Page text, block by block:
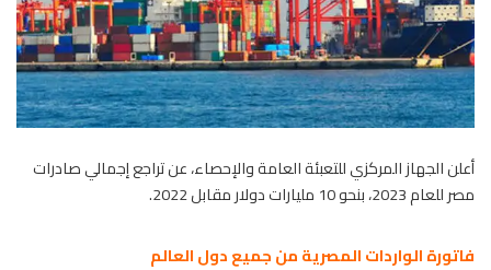
أعلن الجهاز المركزي للتعبئة العامة والإحصاء، عن تراجع إجمالي صادرات
مصر للعام 2023، بنحو 10 مليارات دولار مقابل 2022.
فاتورة الواردات المصرية من جميع دول العالم